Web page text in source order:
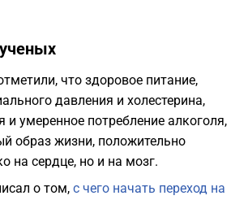
что здоровое питание,
давления и холестерина,
и умеренное потребление алкоголя,
образ жизни, положительно
на сердце, но и на мозг.
о том, с чего начать переход на